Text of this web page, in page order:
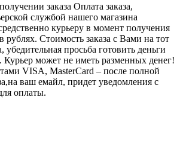
заказа Оплата заказа,
службой нашего магазина
курьеру в момент получения
рублях. Стоимость заказа с Вами на тот
убедительная просьба готовить деньги
Курьер может не иметь разменных денег!
VISA, MasterCard – после полной
ваш емайл, придет уведомления с
оплаты.